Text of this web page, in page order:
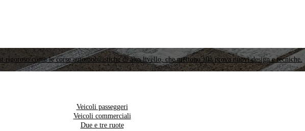
rigoroso come le corse automobilistiche di alto livello, che mettono alla prova nuovi design e tecniche.
Veicoli passeggeri
Veicoli commerciali
Due e tre ruote